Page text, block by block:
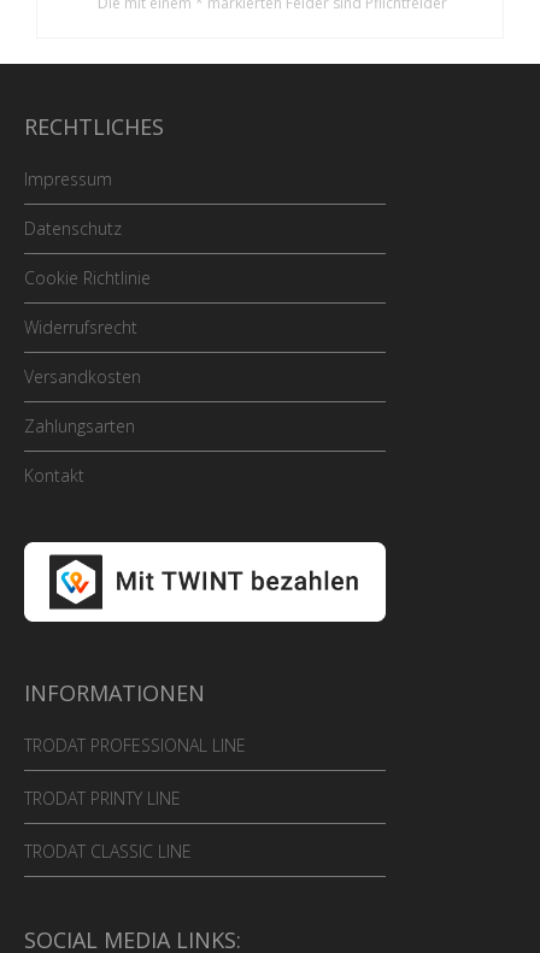
RECHTLICHES
Impressum
Datenschutz
Cookie Richtlinie
Widerrufsrecht
Versandkosten
Zahlungsarten
Kontakt
INFORMATIONEN
TRODAT PROFESSIONAL LINE
TRODAT PRINTY LINE
TRODAT CLASSIC LINE
SOCIAL MEDIA LINKS: